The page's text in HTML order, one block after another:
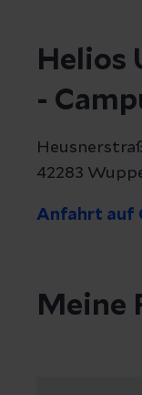
Helios
-
42283
Anfahrt auf
Meine